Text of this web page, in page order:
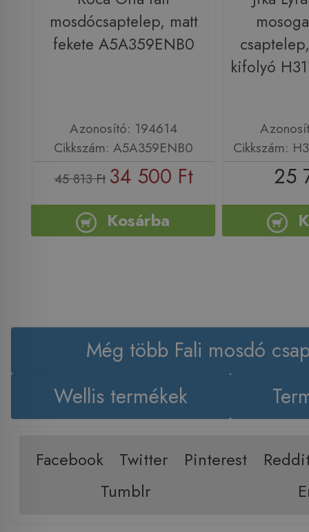
mosdócsaptelep, matt
fekete A5A359ENB0
Azonosító: 194614
Cikkszám: A5A359ENB0
45 813 Ft 34 500 Ft
Kosárba
kifolyó
Cikkszám:
25
Még több Fali mosdó
Wellis termékek
Facebook Twitter Pinterest
Tumblr